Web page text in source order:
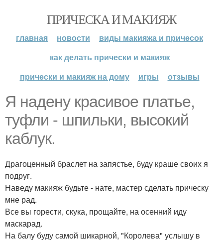
ПРИЧЕСКА И МАКИЯЖ
главная новости
виды макияжа и причесок
как делать прически и макияж
прически и макияж на дому
игры отзывы
Я надену красивое платье,
туфли - шпильки, высокий
каблук.
Драгоценный браслет на запястье, буду краше своих я
подруг.
Наведу макияж будьте - нате, мастер сделать прическу
мне рад.
Все вы горести, скука, прощайте, на осенний иду
маскарад.
На балу буду самой шикарной, "Королева" услышу в